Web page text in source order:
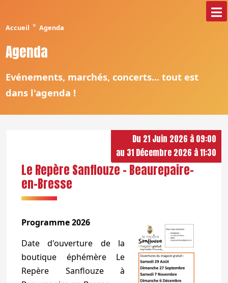
Accueil ° Agenda
Agenda
Evénements, marchés, concerts... tout est
dans l'agenda !
Du 21 Juin 2026 à 09:00
au 31 Décembre 2026 à 11:30
Le Repère Sanflouze - Beaurepaire-
en-Bresse
Programme 2026
Date d'ouverture de la
boutique éphémère Le
Repère Sanflouze à